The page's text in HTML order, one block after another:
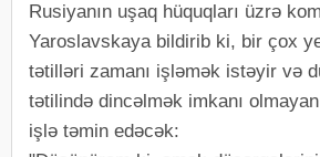
Rusiyanın uşaq hüquqları üzrə
Yaroslavskaya bildirib ki, bir çox
tətilləri zamanı işləmək istəyir və
tətilində dincəlmək imkanı
işlə təmin edəcək: